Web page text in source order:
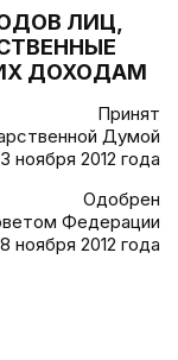
ЛИЦ,
ДОХОДАМ
Принят
Думой
ноября 2012 года
Одобрен
Федерации
ноября 2012 года